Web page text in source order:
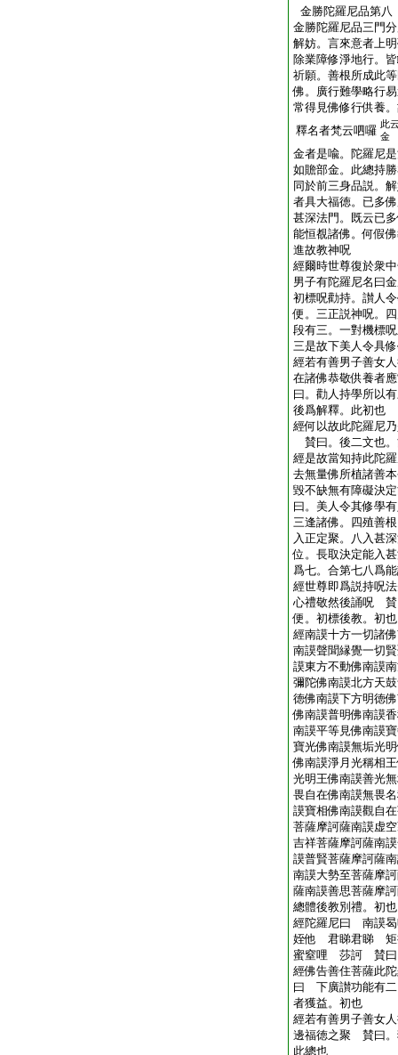
金勝陀羅尼品第八
金勝陀羅尼品三門
解妨。言來意者上
除業障修淨地行。
祈願。善根所成此
佛。廣行難學略行
常得見佛修行供養
釋名者梵云呬囉 此
金
金者是喩。陀羅尼
如贍部金。此總持
同於前三身品説。
者具大福徳。已多
甚深法門。既云已
能恒覩諸佛。何假
進故教神呪
經爾時世尊復於衆
男子有陀羅尼名曰
初標呪勸持。讃人
便。三正説神呪。
段有三。一對機標
三是故下美人令具
經若有善男子善女
在諸佛恭敬供養者
曰。勸人持學所以
後爲解釋。此初也
經何以故此陀羅尼
賛曰。後二文也
經是故當知持此陀
去無量佛所植諸善
毀不缺無有障礙決
曰。美人令其修學
三逢諸佛。四殖善
入正定聚。八入甚
位。長取決定能入
爲七。合第七八爲
經世尊即爲説持呪
心禮敬然後誦呪 賛
便。初標後教。初也
經南謨十方一切諸
南謨聲聞縁覺一切
謨東方不動佛南謨
彌陀佛南謨北方天
徳佛南謨下方明徳
佛南謨普明佛南謨
南謨平等見佛南謨
寶光佛南謨無垢光
佛南謨淨月光稱相
光明王佛南謨善光
畏自在佛南謨無畏
謨寶相佛南謨觀自
菩薩摩訶薩南謨虚
吉祥菩薩摩訶薩南
謨普賢菩薩摩訶薩
南謨大勢至菩薩摩
薩南謨善思菩薩摩
總體後教別禮。初
經陀羅尼曰 南謨
姪他 君睇君睇 矩
蜜窒哩 莎訶 賛曰
經佛告善住菩薩此
曰 下廣讃功能有二
者獲益。初也
經若有善男子善女
邊福徳之聚 賛曰。
此總也